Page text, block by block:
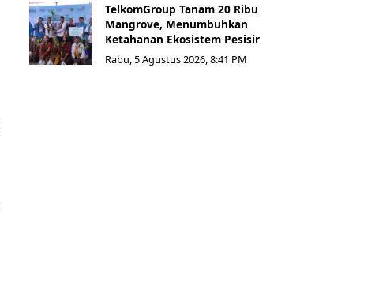
TelkomGroup Tanam 20 Ribu
Mangrove, Menumbuhkan
Ketahanan Ekosistem Pesisir
Rabu, 5 Agustus 2026, 8:41 PM